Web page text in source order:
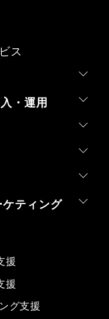
ス
・運用
ティング
援
援
グ支援